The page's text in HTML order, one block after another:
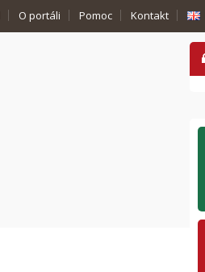
O portáli Pomoc Kontakt